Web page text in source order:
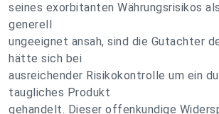
seines exorbitanten Währungsrisikos
generell
ungeeignet ansah, sind die Gutachter
hätte sich bei
ausreichender Risikokontrolle um ein
taugliches Produkt
gehandelt. Dieser offenkundige